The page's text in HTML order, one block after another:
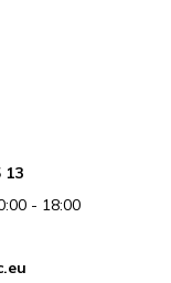
13
- 18:00